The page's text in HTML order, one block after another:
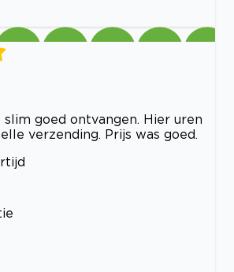
goed ontvangen. Hier uren
verzending. Prijs was goed.